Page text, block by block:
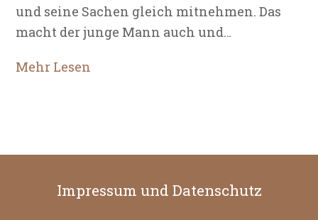
und seine Sachen gleich mitnehmen. Das
macht der junge Mann auch und…
Mehr Lesen
Impressum und Datenschutz